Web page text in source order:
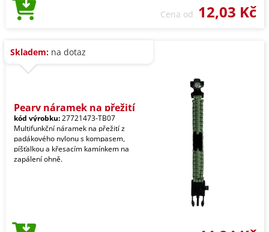
Cena od 12,03 Kč
Skladem: na dotaz
Peary náramek na přežití
kód výrobku:27721473-TB07
Multifunkční náramek na přežití z
padákového nylonu s kompasem,
píšťalkou a křesacím kamínkem na
zapálení ohně.